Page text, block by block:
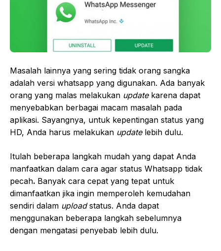
Masalah lainnya yang sering tidak orang sangka
adalah versi whatsapp yang digunakan. Ada banyak
orang yang malas melakukan update karena dapat
menyebabkan berbagai macam masalah pada
aplikasi. Sayangnya, untuk kepentingan status yang
HD, Anda harus melakukan update lebih dulu.
Itulah beberapa langkah mudah yang dapat Anda
manfaatkan dalam cara agar status Whatsapp tidak
pecah. Banyak cara cepat yang tepat untuk
dimanfaatkan jika ingin memperoleh kemudahan
sendiri dalam uploadstatus. Anda dapat
menggunakan beberapa langkah sebelumnya
dengan mengatasi penyebab lebih dulu.